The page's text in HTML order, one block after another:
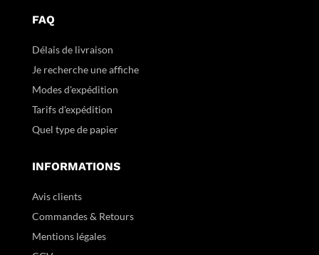
FAQ
Délais de livraison
Je recherche une affiche
Modes d'expédition
Tarifs d'expédition
Quel type de papier
INFORMATIONS
Avis clients
Commandes & Retours
Mentions légales